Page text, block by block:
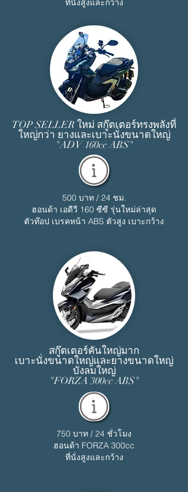
ที่นั่งสูงและกว้าง
TOP SELLER ใหม่ สกู๊ตเตอร์ทรงพลังที่
ใหญ่กว่า ยางและเบาะนั่งขนาดใหญ่
"ADV 160cc ABS"
500 บาท / 24 ชม.
ฮอนด้า เอดีวี 160 ซีซี รุ่นใหม่ล่าสุด
ตัวท๊อป เบรคหน้า ABS ตัวสูง เบาะกว้าง
สกู๊ตเตอร์คันใหญ่มาก
เบาะนั่งขนาดใหญ่และยางขนาดใหญ่
บังลมใหญ่
"FORZA 300cc ABS"
750 บาท / 24 ชั่วโมง
ฮอนด้า FORZA 300cc
ที่นั่งสูงและกว้าง